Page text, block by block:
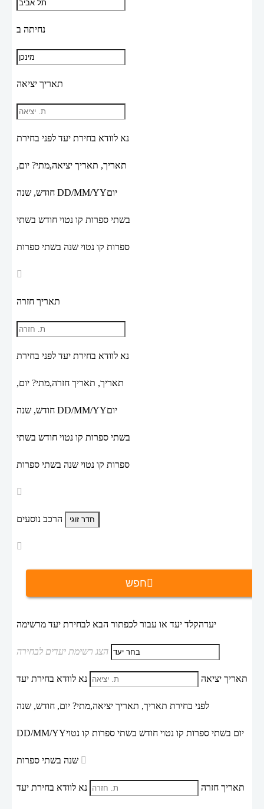
נחיתה ב
תאריך יציאה
נא לוודא בחירת יעד לפני בחירת
תאריך, תאריך יציאה,מתי? יום,
DD/MM/YYיום
בשתי ספרות קו נטוי חודש בשתי
ספרות קו נטוי שנה בשתי ספרות
תאריך חזרה
נא לוודא בחירת יעד לפני בחירת
תאריך, תאריך חזרה,מתי? יום,
DD/MM/YYיום
בשתי ספרות קו נטוי חודש בשתי
ספרות קו נטוי שנה בשתי ספרות
הרכב נוסעים
חפש
יעדהקלד יעד או עבור לכפתור הבא לבחירת יעד מרשימה
הצג רשימת יעדים לבחירה
תאריך יציאה נא לוודא בחירת יעד
לפני בחירת תאריך, תאריך יציאה,מתי? יום, חודש, שנה
DD/MM/YYיום בשתי ספרות קו נטוי חודש בשתי ספרות קו נטוי
תאריך חזרה נא לוודא בחירת יעד